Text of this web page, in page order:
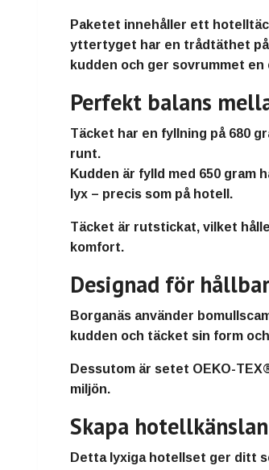
Paketet innehåller ett
yttertyget har en trådtäthet på
kudden och ger sovrummet
Perfekt balans
Täcket har en fyllning på 680
runt.
Kudden är fylld med 650 gram
lyx – precis som på hotell.
Täcket är rutstickat, vilket
komfort.
Designad för
Borganäs använder
kudden och täcket sin form
Dessutom är setet OEKO-
miljön.
Skapa
Detta lyxiga hotellset ger ditt